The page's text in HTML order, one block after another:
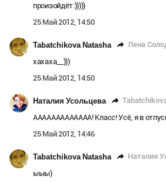
произойдёт:)))))
25 Май 2012, 14:50
Tabatchikova Natasha Лена
хахаха__)))
25 Май 2012, 14:50
Наталия Усольцева
ААААААААААААА! Класс! Усё, я в
25 Май 2012, 14:46
Tabatchikova Natasha Наталия
ыыы)